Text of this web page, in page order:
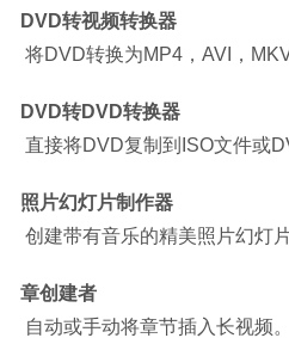
DVD转视频转换器
将DVD转换为MP4，AVI，
DVD转DVD转换器
直接将DVD复制到ISO文件或
照片幻灯片制作器
创建带有音乐的精美照片幻灯片
章创建者
自动或手动将章节插入长视频。